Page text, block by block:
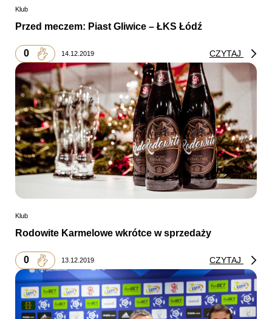
Klub
Przed meczem: Piast Gliwice – ŁKS Łódź
0 14.12.2019 CZYTAJ
Klub
Rodowite Karmelowe wkrótce w sprzedaży
0 13.12.2019 CZYTAJ